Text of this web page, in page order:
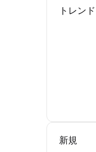
トレンド
新規